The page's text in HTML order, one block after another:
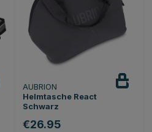
AUBRION
Helmtasche React
Schwarz
€26.95